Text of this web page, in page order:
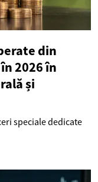
din
2026 în
și
speciale dedicate